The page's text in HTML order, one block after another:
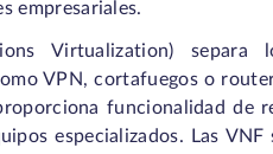
empresariales.
Virtualization) separa
VPN, cortafuegos o
funcionalidad de
especializados. Las VNF